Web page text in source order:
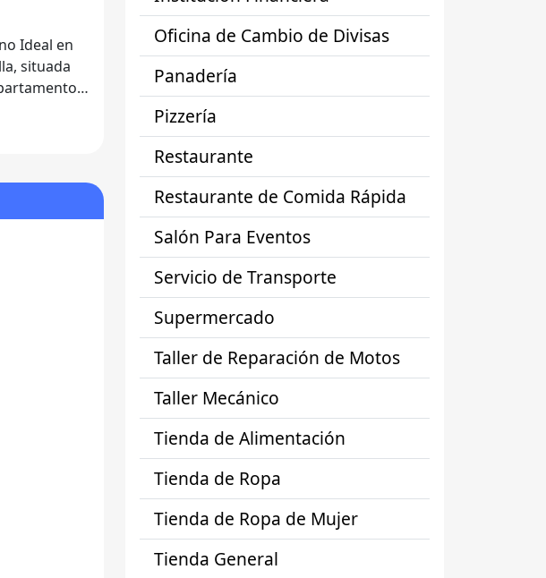
Ideal en
Oficina de Cambio de Divisas
Panadería
Pizzería
Restaurante
Restaurante de Comida Rápida
Salón Para Eventos
Servicio de Transporte
Supermercado
Taller de Reparación de Motos
Taller Mecánico
Tienda de Alimentación
Tienda de Ropa
Tienda de Ropa de Mujer
Tienda General